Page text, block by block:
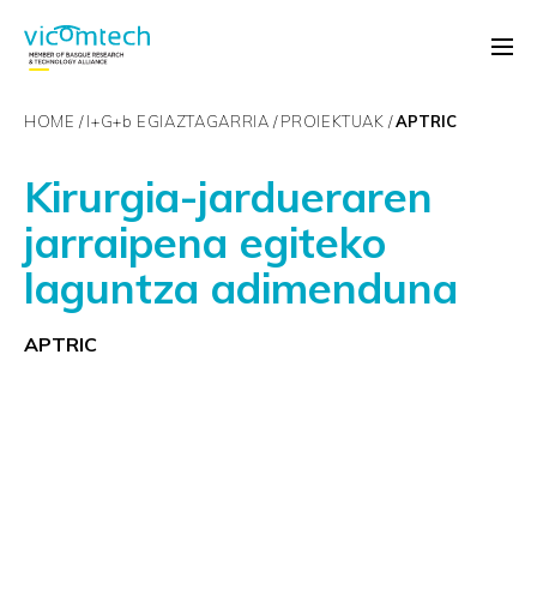
HOME I+G+b EGIAZTAGARRIA PROIEKTUAK APTRIC
Kirurgia-jardueraren
jarraipena egiteko
laguntza adimenduna
APTRIC